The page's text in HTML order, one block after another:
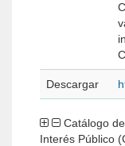
CV - Valor estimado
Descargar
Interés Público